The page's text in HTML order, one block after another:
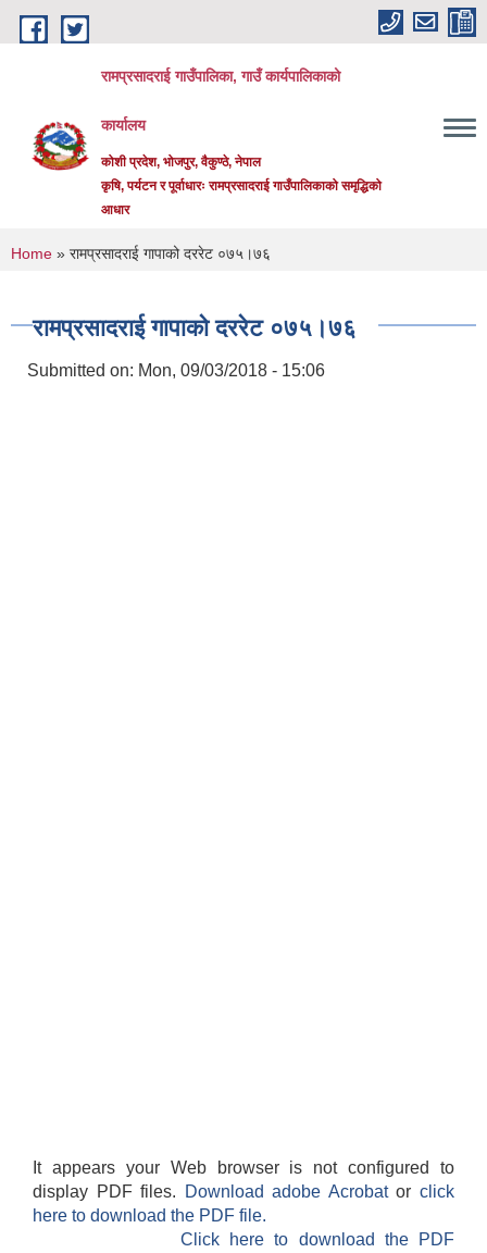
Skip to main content
रामप्रसादराई गाउँपालिका, गाउँ कार्यपालिकाको
कार्यालय
कोशी प्रदेश, भोजपुर, वैकुण्ठे, नेपाल
कृषि, पर्यटन र पूर्वाधारः रामप्रसादराई गाउँपालिकाको समृद्धिको
आधार
You are here
Home » रामप्रसादराई गापाको दररेट ०७५।७६
रामप्रसादराई गापाको दररेट ०७५।७६
Submitted on: Mon, 09/03/2018 - 15:06
It appears your Web browser is not configured to
display PDF files.
Download adobe Acrobatorclick
here to download the PDF file.
Click here to download the PDF